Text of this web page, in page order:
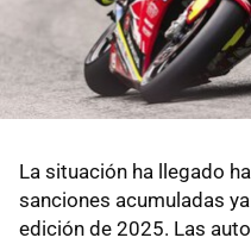
La situación ha llegado
sanciones acumuladas
edición de 2025. Las